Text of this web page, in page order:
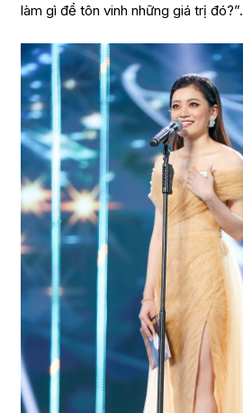
làm gì để tôn vinh những giá trị đó?”.